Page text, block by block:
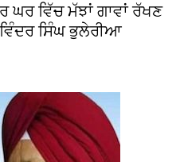
ਘਰ ਵਿੱਚ ਮੱਝਾਂ ਗਾਵਾਂ ਰੱਖਣ
ਸਿੰਘ ਭੁਲੇਰੀਆ